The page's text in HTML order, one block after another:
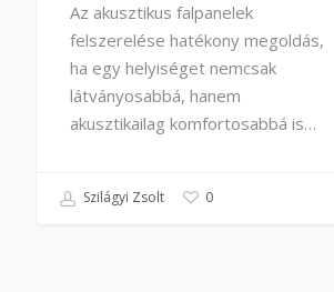
Az akusztikus falpanelek
felszerelése hatékony megoldás,
ha egy helyiséget nemcsak
látványosabbá, hanem
akusztikailag komfortosabbá is…
Szilágyi Zsolt 0